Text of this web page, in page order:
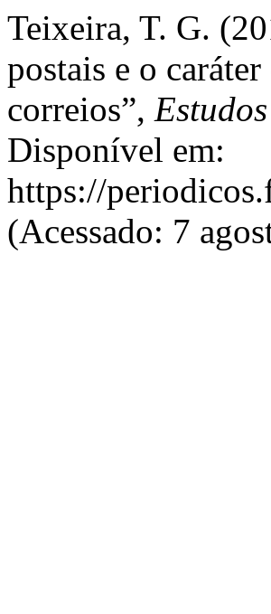
Teixeira, T. G.
postais e o
correios”,
Disponível em:
https://
(Acessado: 7